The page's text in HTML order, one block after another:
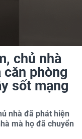
chủ nhà
phòng
sốt mạng
nhà đã phát hiện
mà họ đã chuyển